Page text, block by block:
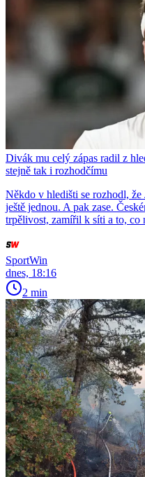
Divák mu celý zápas radil z
stejně tak i rozhodčímu
Někdo v hledišti se rozhodl,
ještě jednou. A pak zase.
trpělivost, zamířil k síti a to, co
SportWin
dnes, 18:16
2 min